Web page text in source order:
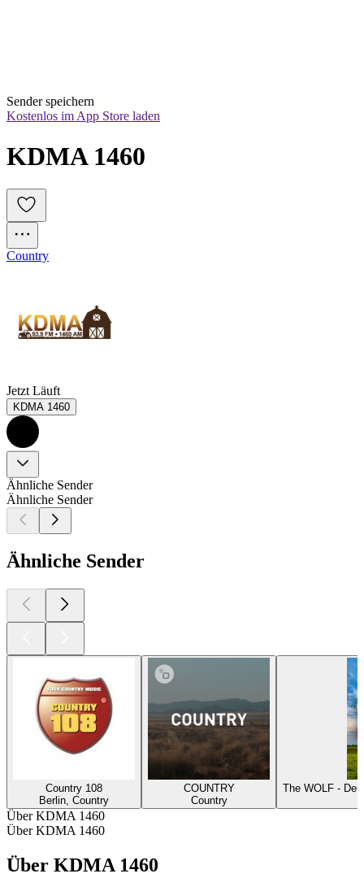
Sender speichern
Kostenlos im App Store laden
KDMA 1460
Country
Jetzt Läuft
KDMA 1460
Ähnliche Sender
Ähnliche Sender
Ähnliche Sender
Country 108
Berlin, Country
COUNTRY
Country
The WOLF -
Über KDMA 1460
Über KDMA 1460
Über KDMA 1460